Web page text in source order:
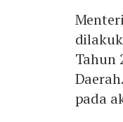
Tahun
pada